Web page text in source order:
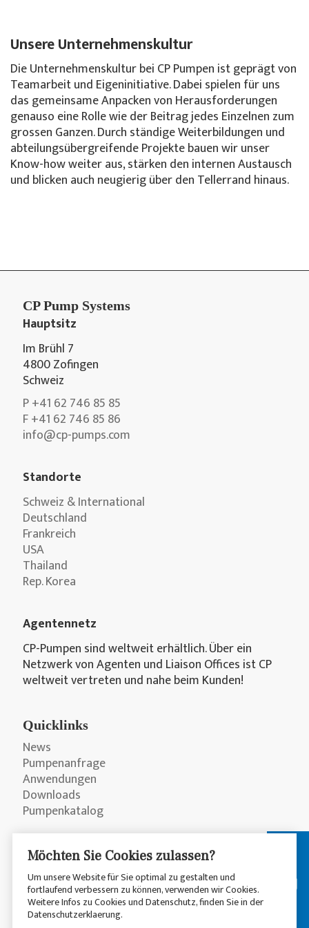
Unsere Unternehmenskultur
Die Unternehmenskultur bei CP Pumpen ist geprägt von
Teamarbeit und Eigeninitiative. Dabei spielen für uns
das gemeinsame Anpacken von Herausforderungen
genauso eine Rolle wie der Beitrag jedes Einzelnen zum
grossen Ganzen. Durch ständige Weiterbildungen und
abteilungsübergreifende Projekte bauen wir unser
Know-how weiter aus, stärken den internen Austausch
und blicken auch neugierig über den Tellerrand hinaus.
CP Pump Systems
Hauptsitz
Im Brühl 7
4800 Zofingen
Schweiz
P +41 62 746 85 85
F +41 62 746 85 86
info@cp-pumps.com
Standorte
Schweiz & International
Deutschland
Frankreich
USA
Thailand
Rep. Korea
Agentennetz
CP-Pumpen sind weltweit erhältlich. Über ein
Netzwerk von Agenten und Liaison Offices ist CP
weltweit vertreten und nahe beim Kunden!
Quicklinks
News
Pumpenanfrage
Anwendungen
Downloads
Pumpenkatalog
© 2026 CP Pumpen AG
Möchten Sie Cookies zulassen?
Um unsere Website für Sie optimal zu gestalten und
fortlaufend verbessern zu können, verwenden wir Cookies.
Weitere Infos zu Cookies und Datenschutz, finden Sie in der
Datenschutzerklaerung.